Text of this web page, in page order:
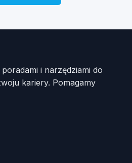
i narzędziami do
kariery. Pomagamy